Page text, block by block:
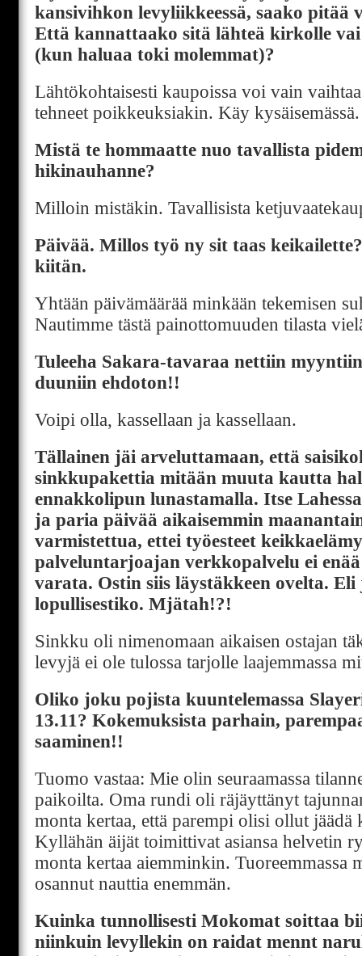
kansivihkon levyliikkeessä, saako pitää
Että kannattaako sitä lähteä kirkolle
(kun haluaa toki molemmat)?
Lähtökohtaisesti kaupoissa voi vain
tehneet poikkeuksiakin. Käy kysäisemässä.
Mistä te hommaatte nuo tavallista
hikinauhanne?
Milloin mistäkin. Tavallisista
Päivää. Millos työ ny sit taas
kiitän.
Yhtään päivämäärää minkään tekemisen
Nautimme tästä painottomuuden tilasta
Tuleeha Sakara-tavaraa nettiin
duuniin ehdoton!!
Voipi olla, kassellaan ja kassellaan.
Tällainen jäi arveluttamaan, että
sinkkupakettia mitään muuta kautta
ennakkolipun lunastamalla. Itse
ja paria päivää aikaisemmin
varmistettua, ettei työesteet
palveluntarjoajan verkkopalvelu ei
varata. Ostin siis läystäkkeen ovelta.
lopullisestiko. Mjätah!?!
Sinkku oli nimenomaan aikaisen ostajan
levyjä ei ole tulossa tarjolle laajemmassa
Oliko joku pojista kuuntelemassa
13.11? Kokemuksista parhain,
saaminen!!
Tuomo vastaa: Mie olin seuraamassa
paikoilta. Oma rundi oli räjäyttänyt
monta kertaa, että parempi olisi ollut
Kyllähän äijät toimittivat asiansa helvetin
monta kertaa aiemminkin. Tuoreemmassa
osannut nauttia enemmän.
Kuinka tunnollisesti Mokomat soittaa
niinkuin levyllekin on raidat mennt